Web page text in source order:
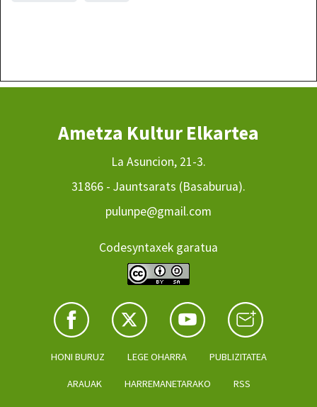
Ametza Kultur Elkartea
La Asuncion, 21-3.
31866 - Jauntsarats (Basaburua).
pulunpe@gmail.com
Codesyntaxek garatua
HONI BURUZ LEGE OHARRA PUBLIZITATEA
ARAUAK HARREMANETARAKO RSS